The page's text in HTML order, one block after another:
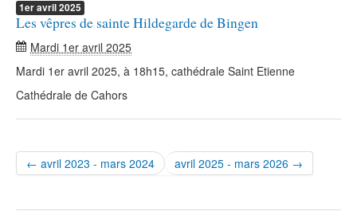
1eravril2025
Les vêpres de sainte Hildegarde de Bingen
Mardi 1er avril 2025
Mardi 1er avril 2025, à 18h15, cathédrale Saint Etienne
Cathédrale de Cahors
← avril 2023 - mars 2024 avril 2025 - mars 2026 →